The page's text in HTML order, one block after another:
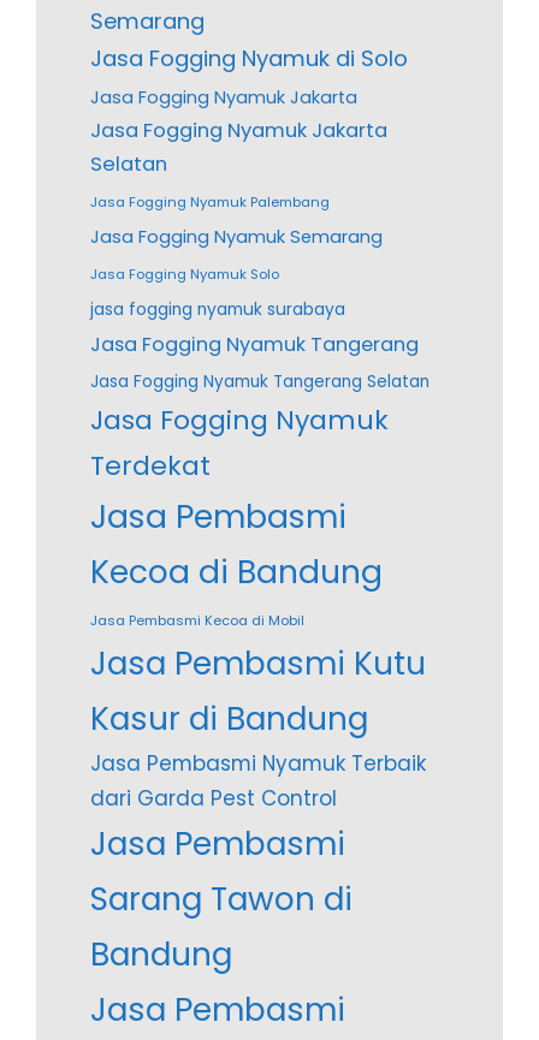
Semarang
Jasa Fogging Nyamuk di Solo
Jasa Fogging Nyamuk Jakarta
Jasa Fogging Nyamuk Jakarta
Selatan
Jasa Fogging Nyamuk Palembang
Jasa Fogging Nyamuk Semarang
Jasa Fogging Nyamuk Solo
jasa fogging nyamuk surabaya
Jasa Fogging Nyamuk Tangerang
Jasa Fogging Nyamuk Tangerang Selatan
Jasa Fogging Nyamuk
Terdekat
Jasa Pembasmi
Kecoa di Bandung
Jasa Pembasmi Kecoa di Mobil
Jasa Pembasmi Kutu
Kasur di Bandung
Jasa Pembasmi Nyamuk Terbaik
dari Garda Pest Control
Jasa Pembasmi
Sarang Tawon di
Bandung
Jasa Pembasmi